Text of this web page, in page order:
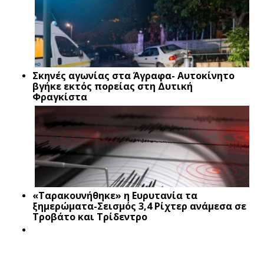
Σκηνές αγωνίας στα Άγραφα- Αυτοκίνητο
βγήκε εκτός πορείας στη Δυτική
Φραγκίστα
«Ταρακουνήθηκε» η Ευρυτανία τα
ξημερώματα-Σεισμός 3,4 Ρίχτερ ανάμεσα σε
Τροβάτο και Τρίδεντρο